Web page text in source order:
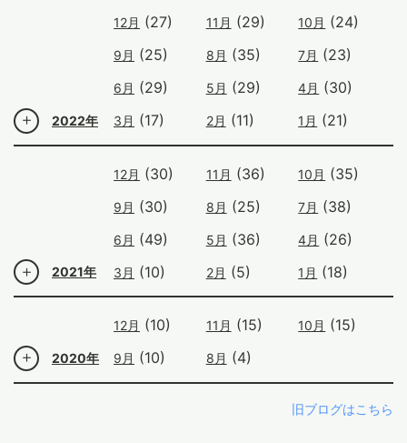
2022年
12月 (27) 11月 (29) 10月 (24)
9月 (25) 8月 (35) 7月 (23)
6月 (29) 5月 (29) 4月 (30)
3月 (17) 2月 (11) 1月 (21)
2021年
12月 (30) 11月 (36) 10月 (35)
9月 (30) 8月 (25) 7月 (38)
6月 (49) 5月 (36) 4月 (26)
3月 (10) 2月 (5) 1月 (18)
2020年
12月 (10) 11月 (15) 10月 (15)
9月 (10) 8月 (4)
旧ブログはこちら